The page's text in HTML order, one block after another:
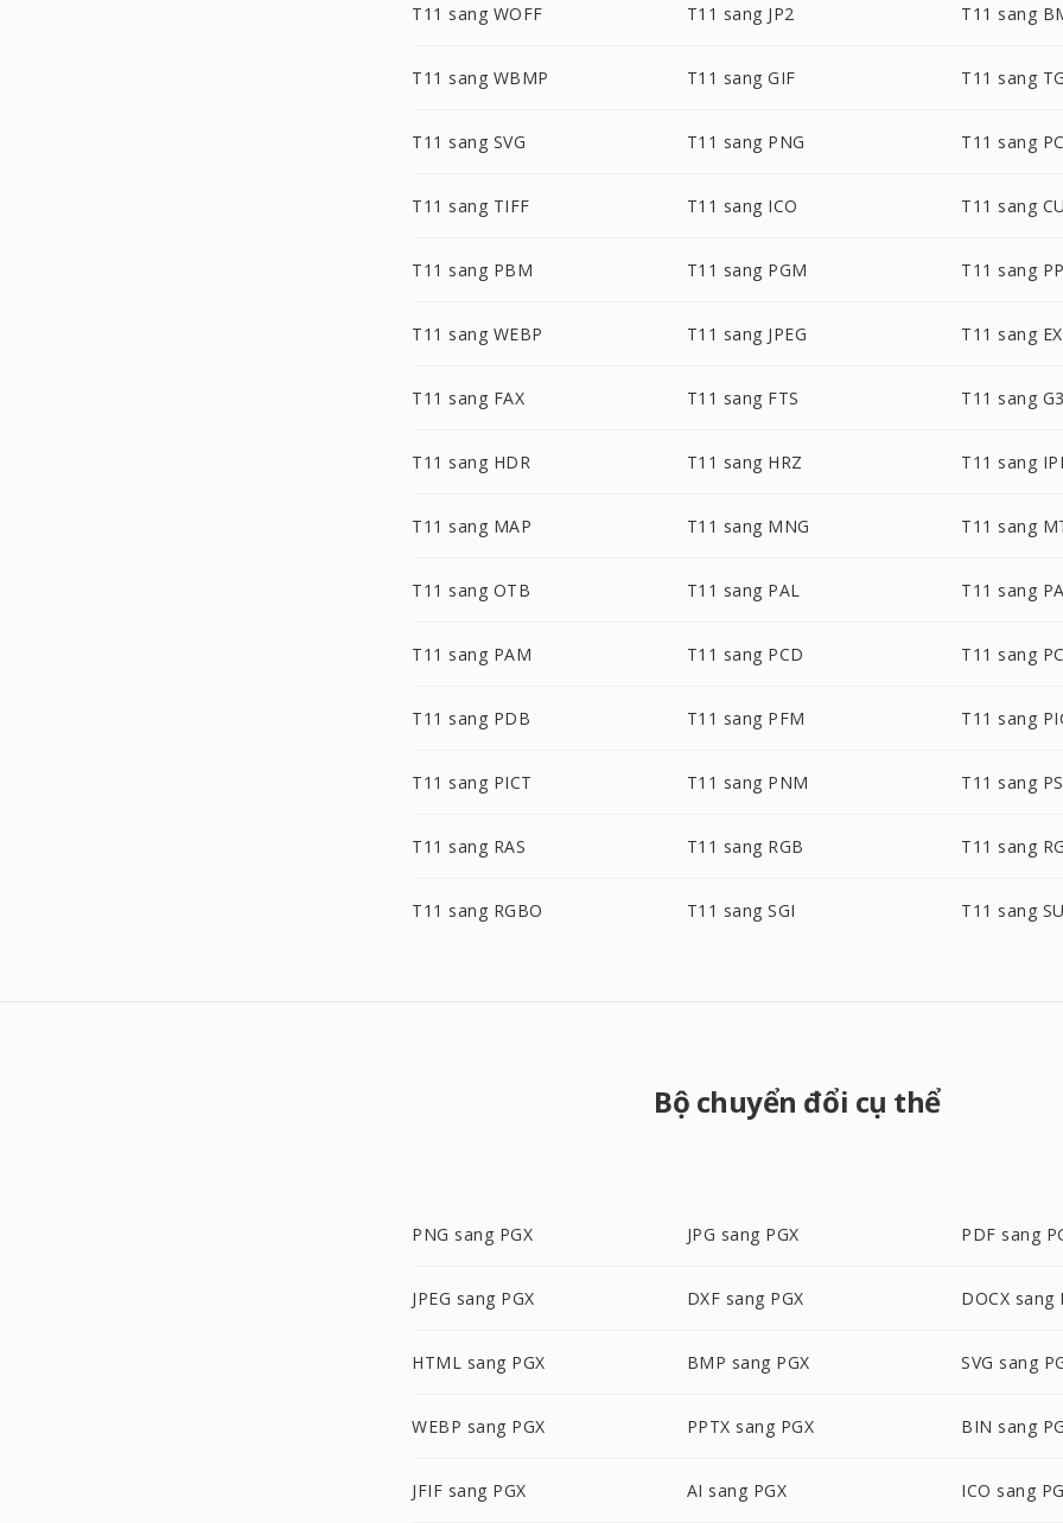
T11 sang WOFF T11 sang JP2 T11 sang
T11 sang WBMP T11 sang GIF T11 sang
T11 sang SVG T11 sang PNG T11 sang
T11 sang TIFF T11 sang ICO T11 sang
T11 sang PBM T11 sang PGM T11 sang
T11 sang WEBP T11 sang JPEG T11 sang
T11 sang FAX T11 sang FTS T11 sang G3
T11 sang HDR T11 sang HRZ T11 sang
T11 sang MAP T11 sang MNG T11 sang
T11 sang OTB T11 sang PAL T11 sang
T11 sang PAM T11 sang PCD T11 sang
T11 sang PDB T11 sang PFM T11 sang
T11 sang PICT T11 sang PNM T11 sang
T11 sang RAS T11 sang RGB T11 sang
T11 sang RGBO T11 sang SGI T11 sang
Bộ chuyển đổi cụ thể
PNG sang PGX JPG sang PGX PDF sang
JPEG sang PGX DXF sang PGX DOCX sang
HTML sang PGX BMP sang PGX SVG sang
WEBP sang PGX PPTX sang PGX BIN sang
JFIF sang PGX AI sang PGX ICO sang